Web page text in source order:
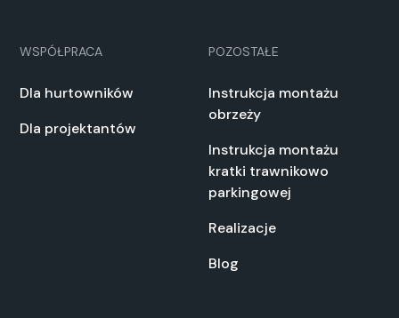
WSPÓŁPRACA
Dla hurtowników
Dla projektantów
POZOSTAŁE
Instrukcja montażu
obrzeży
Instrukcja montażu
kratki trawnikowo
parkingowej
Realizacje
Blog